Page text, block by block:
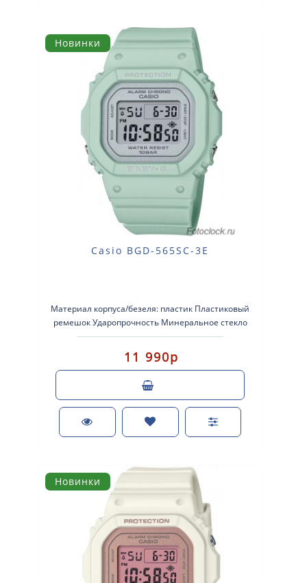
Новинки
Casio BGD-565SC-3E
Материал корпуса/безеля: пластик Пластиковый
ремешок Ударопрочность Минеральное стекло
Водонепроницаемос..
11 990р
Новинки